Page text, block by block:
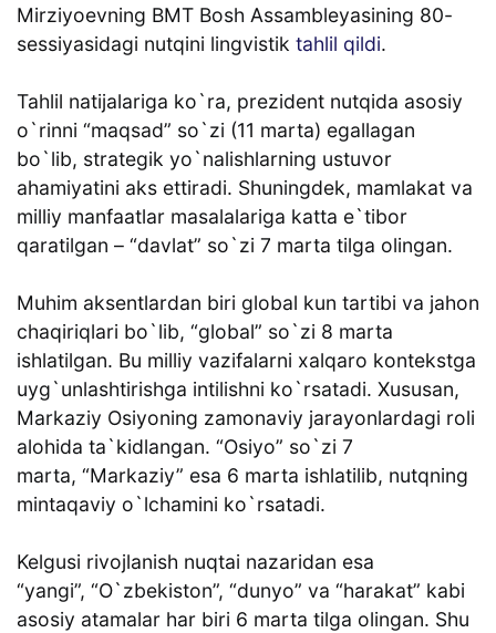
Mirziyoevning BMT Bosh Assambleyasining 80-
sessiyasidagi nutqini lingvistik tahlil qildi.
Tahlil natijalariga ko`ra, prezident nutqida asosiy
o`rinni “maqsad” so`zi (11 marta) egallagan
bo`lib, strategik yo`nalishlarning ustuvor
ahamiyatini aks ettiradi. Shuningdek, mamlakat va
milliy manfaatlar masalalariga katta e`tibor
qaratilgan – “davlat” so`zi 7 marta tilga olingan.
Muhim aksentlardan biri global kun tartibi va jahon
chaqiriqlari bo`lib, “global” so`zi 8 marta
ishlatilgan. Bu milliy vazifalarni xalqaro kontekstga
uyg`unlashtirishga intilishni ko`rsatadi. Xususan,
Markaziy Osiyoning zamonaviy jarayonlardagi roli
alohida ta`kidlangan. “Osiyo” so`zi 7
marta, “Markaziy” esa 6 marta ishlatilib, nutqning
mintaqaviy o`lchamini ko`rsatadi.
Kelgusi rivojlanish nuqtai nazaridan esa
“yangi”, “O`zbekiston”, “dunyo” va “harakat” kabi
asosiy atamalar har biri 6 marta tilga olingan. Shu